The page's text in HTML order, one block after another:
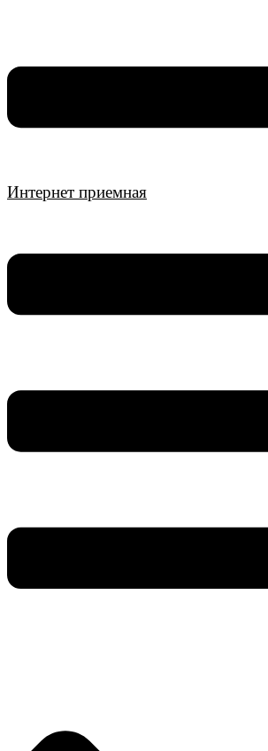
Интернет приемная